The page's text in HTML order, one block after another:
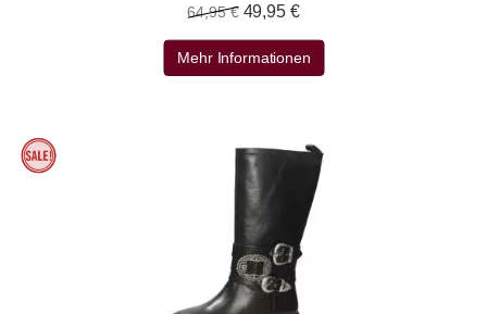
64,95 € 49,95 €
Mehr Informationen